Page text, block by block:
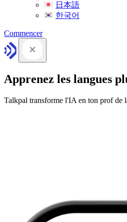
日本語
한국어
Commencer
Apprenez les langues
Talkpal transforme l'IA en ton prof de